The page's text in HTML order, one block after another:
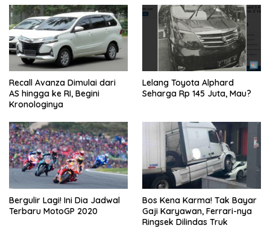
Recall Avanza Dimulai dari
AS hingga ke RI, Begini
Kronologinya
Lelang Toyota Alphard
Seharga Rp 145 Juta, Mau?
Bergulir Lagi! Ini Dia Jadwal
Terbaru MotoGP 2020
Bos Kena Karma! Tak Bayar
Gaji Karyawan, Ferrari-nya
Ringsek Dilindas Truk